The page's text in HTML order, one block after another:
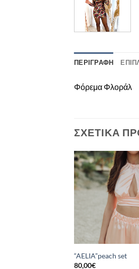
ΠΕΡΙΓΡΑΦΉ
Φόρεμα Φλοράλ
ΣΧΕΤΙΚΆ
“AELIA”peach set
80,00€